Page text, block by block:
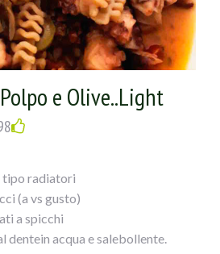
e Olive..Light
tipo radiatori
(a vs gusto)
a spicchi
dentein acqua e salebollente.